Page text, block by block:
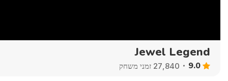
Jewel Legend
9.0 27,840 זמני משחק